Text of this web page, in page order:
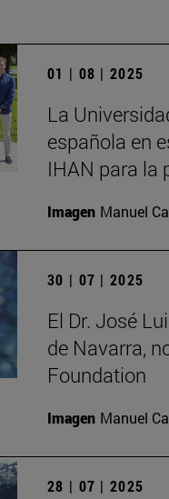
01 | 08 | 2025
La
española en
IHAN para la
Imagen Manuel
30 | 07 | 2025
El Dr. José
de Navarra,
Foundation
Imagen Manuel
28 | 07 | 2025